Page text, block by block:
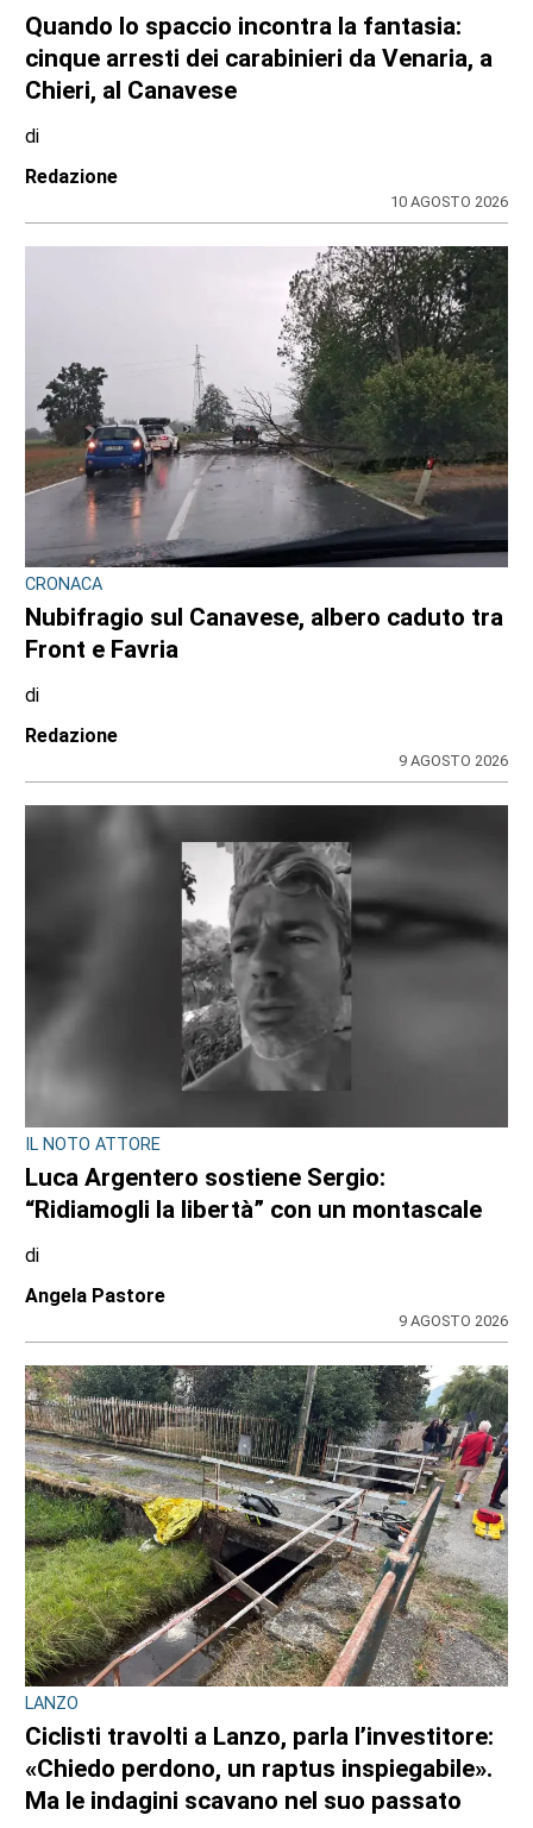
OPERAZIONE ANTI-DROGA A TORINO E PROVINCIA
Quando lo spaccio incontra la fantasia:
cinque arresti dei carabinieri da Venaria, a
Chieri, al Canavese
Redazione
10 AGOSTO 2026
CRONACA
Nubifragio sul Canavese, albero caduto tra
Front e Favria
Redazione
IL NOTO ATTORE
Luca Argentero sostiene Sergio:
“Ridiamogli la libertà” con un montascale
Angela Pastore
9 AGOSTO 2026
LANZO
Ciclisti travolti a Lanzo, parla l’investitore: